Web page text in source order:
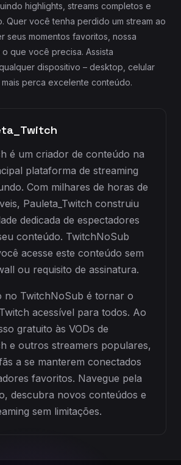
highlights, streams completos e
Quer você tenha perdido um stream ao
seus momentos favoritos, nossa
que você precisa. Assista
dispositivo – desktop, celular
perca excelente conteúdo.
é um criador de conteúdo na
plataforma de streaming
Com milhares de horas de
Pauleta_Twitch construiu
dedicada de espectadores
conteúdo. TwitchNoSub
acesse este conteúdo sem
ou requisito de assinatura.
no TwitchNoSub é tornar o
acessível para todos. Ao
gratuito às VODs de
e outros streamers populares,
a se manterem conectados
favoritos. Navegue pela
descubra novos conteúdos e
sem limitações.